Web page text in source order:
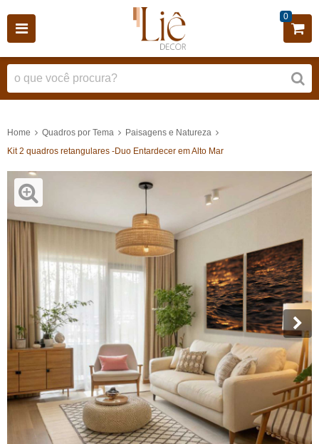
0
Home Quadros por Tema
Paisagens e Natureza
Kit 2 quadros retangulares -Duo Entardecer em Alto Mar